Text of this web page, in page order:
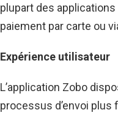
plupart des
paiement par carte ou
Expérience utilisateur
L’application Zobo
processus d’envoi plus